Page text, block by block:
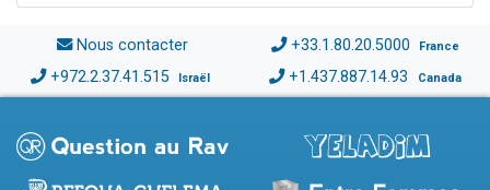
Nous contacter +33.1.80.20.5000 France
+972.2.37.41.515 Israël +1.437.887.14.93 Canada